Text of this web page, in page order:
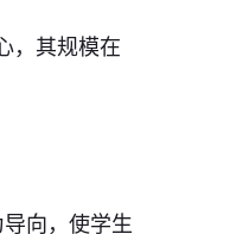
，其规模在
向，使学生